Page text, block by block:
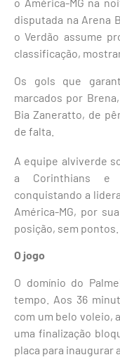
o América-MG na
disputada na Arena
o Verdão assume
classificação,
Os gols que
marcados por
Bia Zaneratto, de
de falta.
A equipe alviverde
a Corinthians e
conquistando a
América-MG, por
posição, sem pontos.
O jogo
O domínio do
tempo. Aos 36
com um belo voleio,
uma finalização
placa para inaugurar